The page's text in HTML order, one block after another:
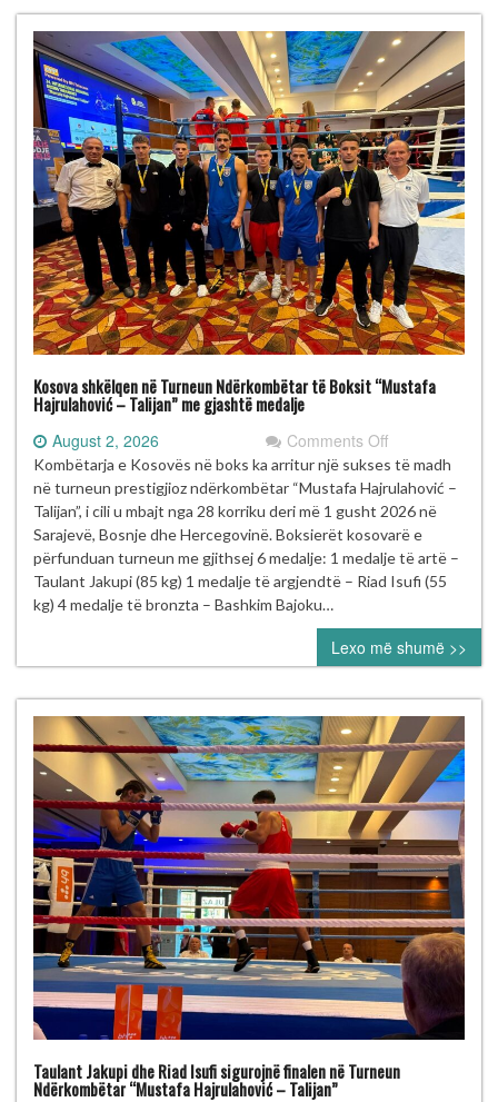
Kosova shkëlqen në Turneun Ndërkombëtar të Boksit “Mustafa
Hajrulahović – Talijan” me gjashtë medalje
August 2, 2026 Comments Offon
Kosova
shkëlqen
në
Turneun
Ndërkombëtar
të
“Mustafa
Hajrulahović
–
Talijan”
me
gjashtë
medalje
Kombëtarja e Kosovës në boks ka arritur një sukses të madh
në turneun prestigjioz ndërkombëtar “Mustafa Hajrulahović –
Talijan”, i cili u mbajt nga 28 korriku deri më 1 gusht 2026 në
Sarajevë, Bosnje dhe Hercegovinë. Boksierët kosovarë e
përfunduan turneun me gjithsej 6 medalje: 1 medalje të artë –
Taulant Jakupi (85 kg) 1 medalje të argjendtë – Riad Isufi (55
kg) 4 medalje të bronzta – Bashkim Bajoku…
Lexo më shumë >>
Taulant Jakupi dhe Riad Isufi sigurojnë finalen në Turneun
Ndërkombëtar “Mustafa Hajrulahović – Talijan”